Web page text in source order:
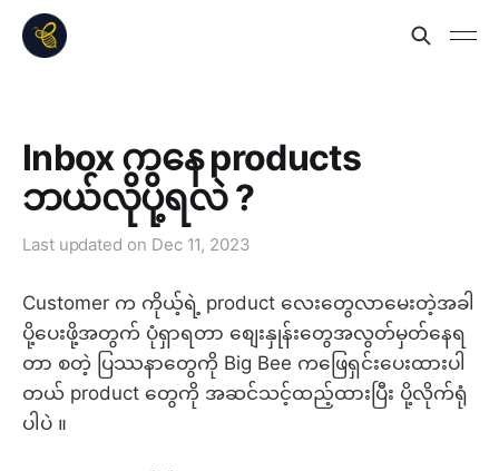
Inbox ကနေ products
ဘယ်လိုပို့ရလဲ ?
Last updated on Dec 11, 2023
Customer က ကိုယ့်ရဲ့ product လေးတွေလာမေးတဲ့အခါ
ပို့ပေးဖို့အတွက် ပုံရှာရတာ စျေးနှုန်းတွေအလွတ်မှတ်နေရ
တာ စတဲ့ ပြဿနာတွေကို Big Bee ကဖြေရှင်းပေးထားပါ
တယ် product တွေကို အဆင်သင့်ထည့်ထားပြီး ပို့လိုက်ရုံ
ပါပဲ ။